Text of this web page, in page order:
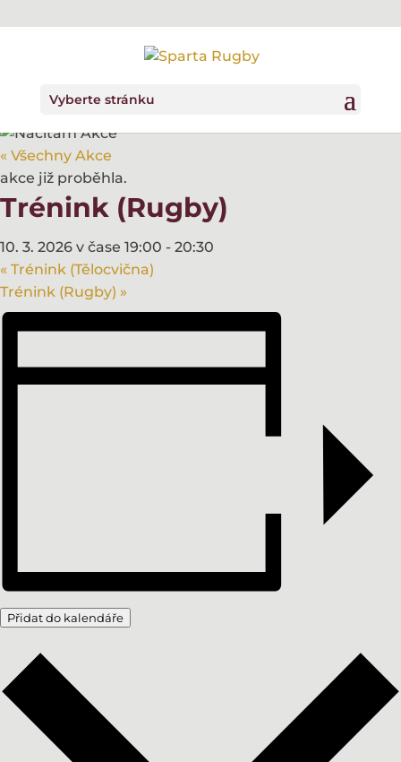
Vyberte stránku
« Všechny Akce
akce již proběhla.
Trénink (Rugby)
10. 3. 2026 v čase 19:00 - 20:30
« Trénink (Tělocvična)
Trénink (Rugby) »
Přidat do kalendáře